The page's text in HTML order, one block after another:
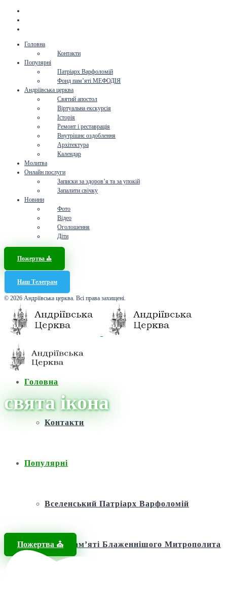
Головна
Контакти
Популярні
Патріарх Варфоломій
Фонд пам’яті МЕФОДІЯ
Андріївська церква
Святий апостол
Віртуальна екскурсія
Історія
Ремонт і реставрація
Внутрішнє оздоблення
Архітектура
Календар
Молитва
Онлайн послуги
Записки за здоров’я та за упокій
Запалити свічку
Новини
Фото
Відео
Оголошення
Діти
Пожертва ⛪️
Наш Телеграм
© 2026 Андріївська церква. Всі права захищені.
Головна
Контакти
Популярні
Вселенський Патріарх Варфоломій
Фонд пам’яті Блаженнішого Митрополита
Пожертва ⛪️
свята ікона